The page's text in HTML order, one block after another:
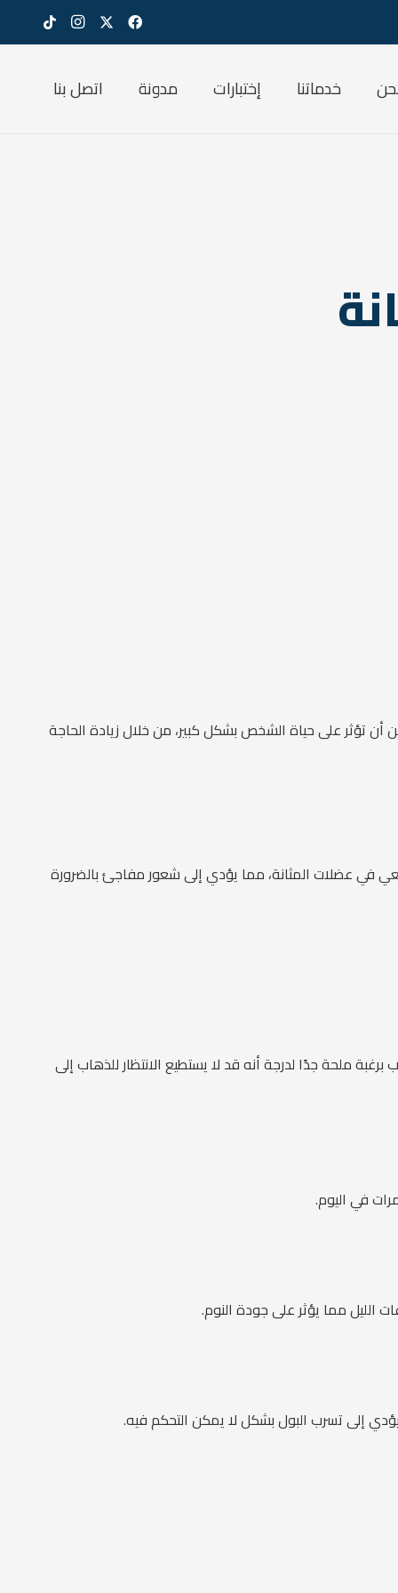
خدماتنا إختبارات مدونة اتصل بنا
أن تؤثر على حياة الشخص بشكل كبير، من خلال زيادة الحاجة
في عضلات المثانة، مما يؤدي إلى شعور مفاجئ بالضرورة
ملحة جدًا لدرجة أنه قد لا يستطيع الانتظار للذهاب إلى
الليل مما يؤثر على جودة النوم.
إلى تسرب البول بشكل لا يمكن التحكم فيه.